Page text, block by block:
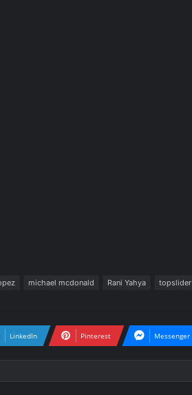
michael mcdonald Rani Yahya topslider
LinkedIn Pinterest Messenger